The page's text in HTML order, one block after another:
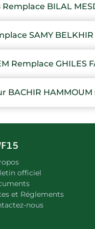
Remplace BILAL
SAMY BELKHIR
Remplace GHILES
BACHIR
officiel
et Réglements
nous